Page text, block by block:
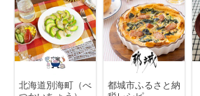
北海道別海町（べ
都城市ふるさと納